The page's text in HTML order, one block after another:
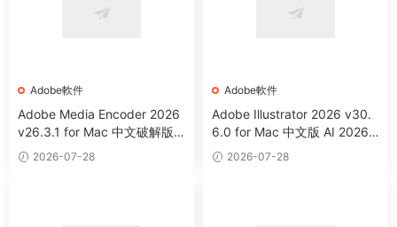
Adobe軟件
Adobe Media Encoder 2026
v26.3.1 for Mac 中文破解版
視頻音頻編碼器
2026-07-28
Adobe軟件
Adobe Illustrator 2026 v30.
6.0 for Mac 中文版 AI 2026
矢量圖形設計軟件
2026-07-28